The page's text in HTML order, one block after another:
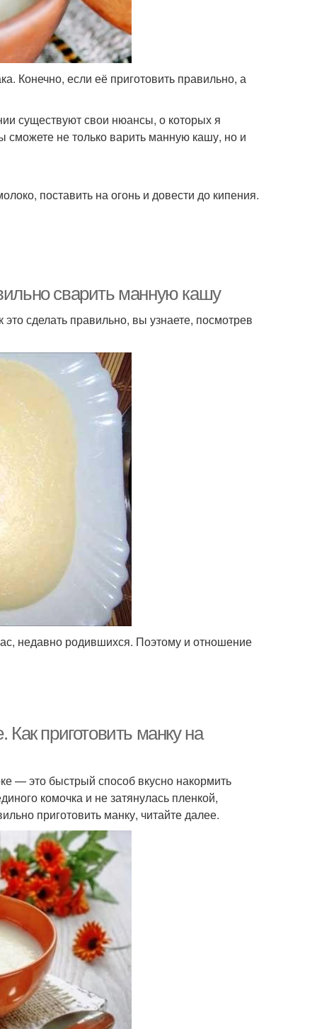
Конечно, если её приготовить правильно, а
существуют свои нюансы, о которых я
сможете не только варить манную кашу, но и
поставить на огонь и довести до кипения.
сварить манную кашу
сделать правильно, вы узнаете, посмотрев
недавно родившихся. Поэтому и отношение
приготовить манку на
— это быстрый способ вкусно накормить
комочка и не затянулась пленкой,
приготовить манку, читайте далее.